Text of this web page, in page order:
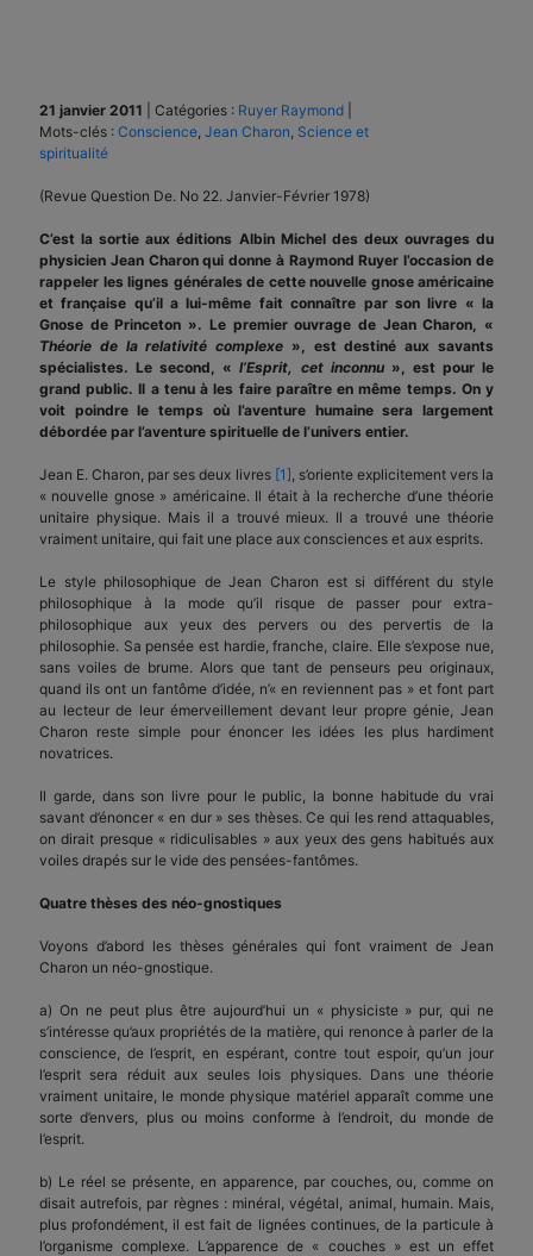
21 janvier 2011 Catégories : Ruyer Raymond
Mots-clés : Conscience Jean Charon Science et
spiritualité
(Revue Question De. No 22. Janvier-Février 1978)
C’est la sortie aux éditions Albin Michel des deux ouvrages du
physicien Jean Charon qui donne à Raymond Ruyer l’occasion de
rappeler les lignes générales de cette nouvelle gnose américaine
et française qu’il a lui-même fait connaître par son livre « la
Gnose de Princeton ». Le premier ouvrage de Jean Charon, «
Théorie de la relativité complexe », est destiné aux savants
spécialistes. Le second, «l’Esprit, cet inconnu», est pour le
grand public. Il a tenu à les faire paraître en même temps. On y
voit poindre le temps où l’aventure humaine sera largement
débordée par l’aventure spirituelle de l’univers entier.
Jean E. Charon, par ses deux livres [1] , s’oriente explicitement vers la
« nouvelle gnose » américaine. Il était à la recherche d’une théorie
unitaire physique. Mais il a trouvé mieux. Il a trouvé une théorie
vraiment unitaire, qui fait une place aux consciences et aux esprits.
Le style philosophique de Jean Charon est si différent du style
philosophique à la mode qu’il risque de passer pour extra-
philosophique aux yeux des pervers ou des pervertis de la
philosophie. Sa pensée est hardie, franche, claire. Elle s’expose nue,
sans voiles de brume. Alors que tant de penseurs peu originaux,
quand ils ont un fantôme d’idée, n’« en reviennent pas » et font part
au lecteur de leur émerveillement devant leur propre génie, Jean
Charon reste simple pour énoncer les idées les plus hardiment
novatrices.
Il garde, dans son livre pour le public, la bonne habitude du vrai
savant d’énoncer « en dur » ses thèses. Ce qui les rend attaquables,
on dirait presque « ridiculisables » aux yeux des gens habitués aux
voiles drapés sur le vide des pensées-fantômes.
Quatre thèses des néo-gnostiques
Voyons d’abord les thèses générales qui font vraiment de Jean
Charon un néo-gnostique.
a) On ne peut plus être aujourd’hui un « physiciste » pur, qui ne
s’intéresse qu’aux propriétés de la matière, qui renonce à parler de la
conscience, de l’esprit, en espérant, contre tout espoir, qu’un jour
l’esprit sera réduit aux seules lois physiques. Dans une théorie
vraiment unitaire, le monde physique matériel apparaît comme une
sorte d’envers, plus ou moins conforme à l’endroit, du monde de
l’esprit.
b) Le réel se présente, en apparence, par couches, ou, comme on
disait autrefois, par règnes : minéral, végétal, animal, humain. Mais,
plus profondément, il est fait de lignées continues, de la particule à
l’organisme complexe. L’apparence de « couches » est un effet